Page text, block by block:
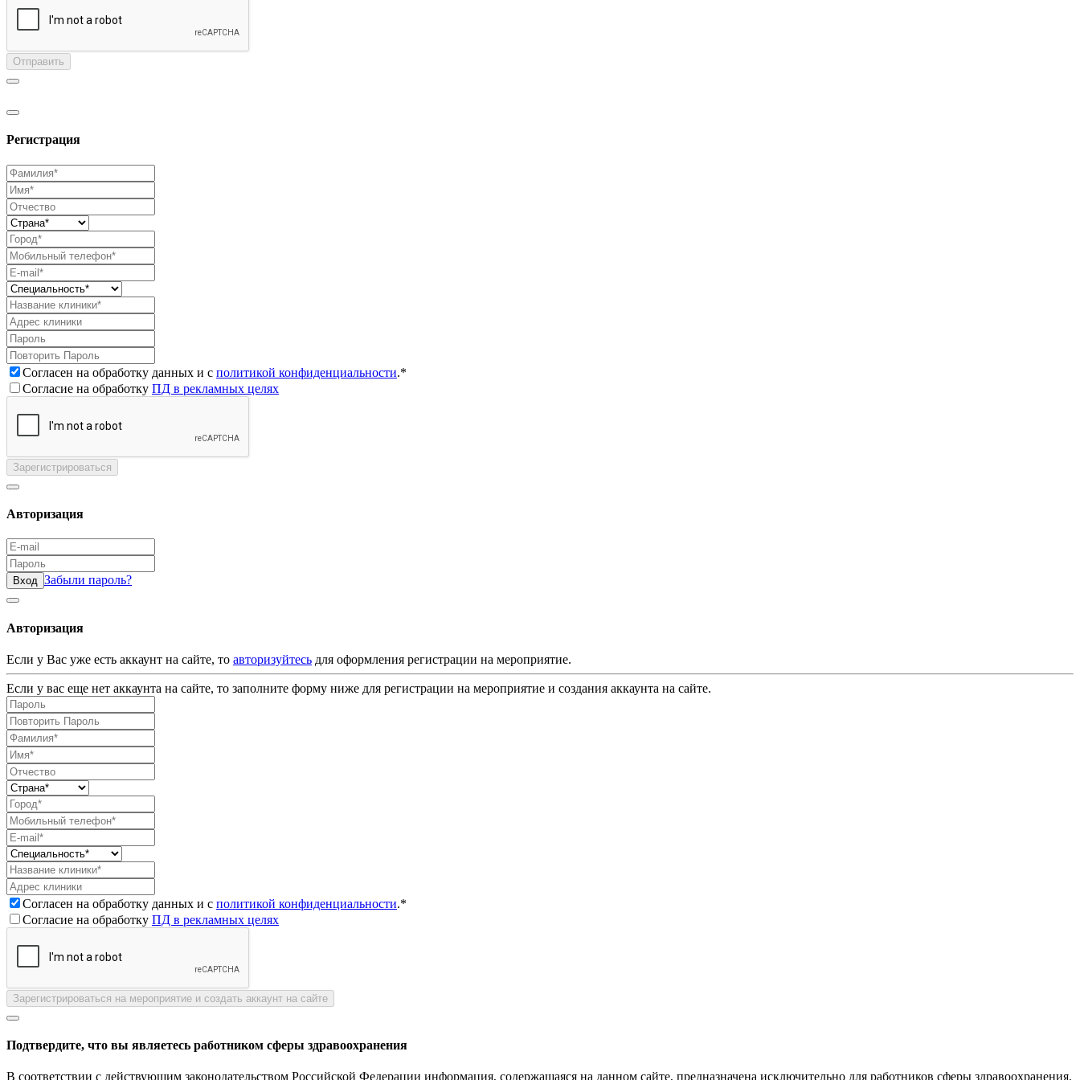
Отправить
Регистрация
Согласен на обработку данных и с политикой конфиденциальности.*
Согласие на обработку ПД в рекламных целях
Зарегистрироваться
Авторизация
Вход Забыли пароль?
Авторизация
Если у Вас уже есть аккаунт на сайте, то авторизуйтесь для оформления регистрации на мероприятие.
Если у вас еще нет аккаунта на сайте, то заполните форму ниже для регистрации на мероприятие и создания аккаунта на сайте.
Согласен на обработку данных и с политикой конфиденциальности.*
Согласие на обработку ПД в рекламных целях
Зарегистрироваться на мероприятие и создать аккаунт на сайте
Подтвердите, что вы являетесь работником сферы здравоохранения
В соответствии с действующим законодательством Российской Федерации информация, содержащаяся на данном сайте, предназначена исключительно для работников сферы здравоохранения.